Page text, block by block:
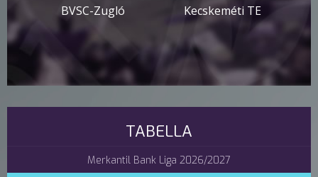
BVSC-Zugló Kecskeméti TE
TABELLA
Merkantil Bank Liga 2026/2027